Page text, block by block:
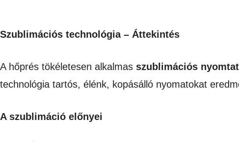
Szublimációs technológia – Áttekintés
A hőprés tökéletesen alkalmas szublimációs
technológia tartós, élénk, kopásálló nyomatokat
A szublimáció előnyei